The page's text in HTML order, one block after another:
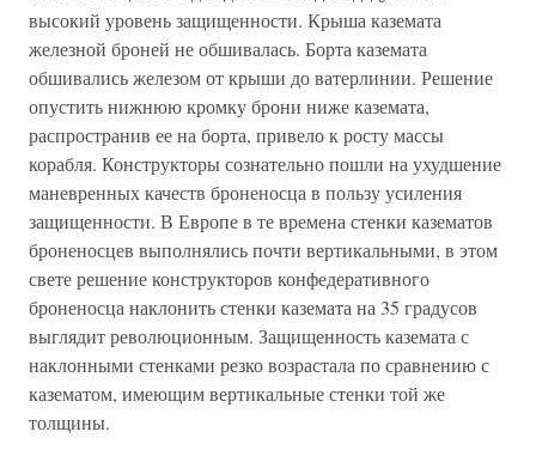
высокий уровень защищенности. Крыша каземата
железной броней не обшивалась. Борта каземата
обшивались железом от крыши до ватерлинии. Решение
опустить нижнюю кромку брони ниже каземата,
распространив ее на борта, привело к росту массы
корабля. Конструкторы сознательно пошли на ухудшение
маневренных качеств броненосца в пользу усиления
защищенности. В Европе в те времена стенки казематов
броненосцев выполнялись почти вертикальными, в этом
свете решение конструкторов конфедеративного
броненосца наклонить стенки каземата на 35 градусов
выглядит революционным. Защищенность каземата с
наклонными стенками резко возрастала по сравнению с
казематом, имеющим вертикальные стенки той же
толщины.